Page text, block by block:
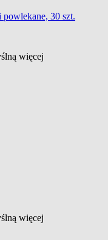
30 szt.
więcej
więcej